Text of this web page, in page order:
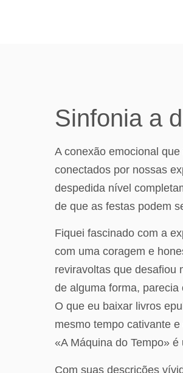
Sinfonia a
A conexão emocional
conectados por nossas
despedida nível
de que as festas podem
Fiquei fascinado com a
com uma coragem e
reviravoltas que desafiou
de alguma forma,
O que eu baixar livros
mesmo tempo cativante
«A Máquina do Tempo»
Com suas descrições